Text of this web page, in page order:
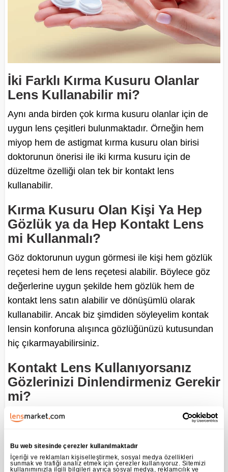
Bu web sitesinde çerezler kullanılmaktadır
İçeriği ve reklamları kişiselleştirmek, sosyal medya özellikleri
sunmak ve trafiği analiz etmek için çerezler kullanıyoruz. Sitemizi
kullanımınızla ilgili bilgileri ayrıca sosyal medya, reklamcılık ve
İki Farklı Kırma Kusuru Olanlar
Lens Kullanabilir mi?
Aynı anda birden çok kırma kusuru olanlar için de
uygun lens çeşitleri bulunmaktadır. Örneğin hem
miyop hem de astigmat kırma kusuru olan birisi
doktorunun önerisi ile iki kırma kusuru için de
düzeltme özelliği olan tek bir kontakt lens
kullanabilir.
Kırma Kusuru Olan Kişi Ya Hep
Gözlük ya da Hep Kontakt Lens
mi Kullanmalı?
Göz doktorunun uygun görmesi ile kişi hem gözlük
reçetesi hem de lens reçetesi alabilir. Böylece göz
değerlerine uygun şekilde hem gözlük hem de
kontakt lens satın alabilir ve dönüşümlü olarak
kullanabilir. Ancak biz şimdiden söyleyelim kontak
lensin konforuna alışınca gözlüğünüzü kutusundan
hiç çıkarmayabilirsiniz.
Kontakt Lens Kullanıyorsanız
Gözlerinizi Dinlendirmeniz Gerekir
mi?
Eğer doktorunuz aksini önermiyorsa düzenli olarak
reçetenizde yer alan özelliklere sahip lens satın alıp,
doktorunuzun ve lens üretici firmasının önerdiği